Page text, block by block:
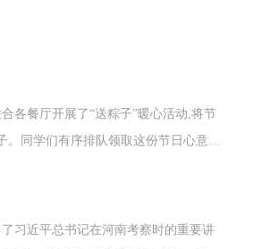
各餐厅开展了“送粽子”暖心活动,将节
。同学们有序排队领取这份节日心意，
习近平总书记在河南考察时的重要讲